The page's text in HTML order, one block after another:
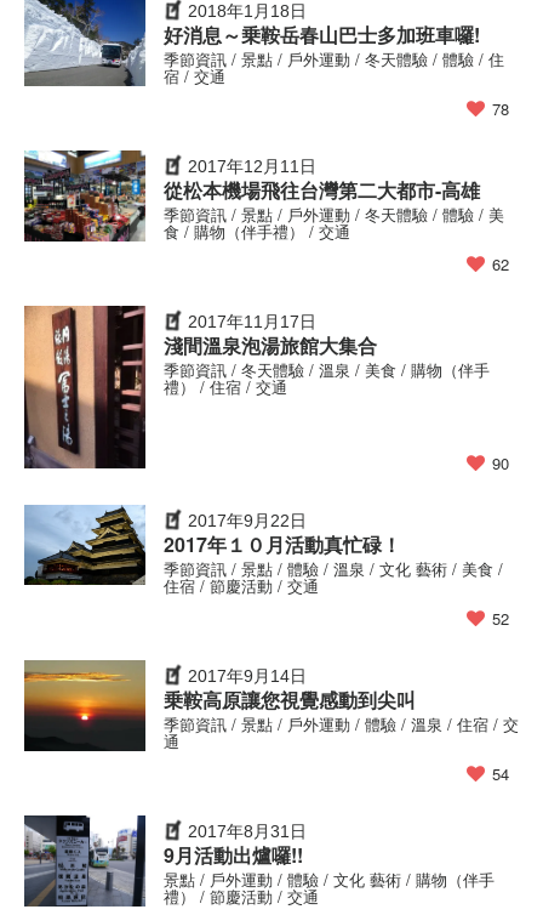
78
2018年1月18日
好消息～乗鞍岳春山巴士多加班車囉!
季節資訊 / 景點 / 戶外運動 / 冬天體驗 / 體驗 / 住
宿 / 交通
62
2017年12月11日
從松本機場飛往台灣第二大都市-高雄
季節資訊 / 景點 / 戶外運動 / 冬天體驗 / 體驗 / 美
食 / 購物（伴手禮） / 交通
90
2017年11月17日
淺間溫泉泡湯旅館大集合
季節資訊 / 冬天體驗 / 溫泉 / 美食 / 購物（伴手
禮） / 住宿 / 交通
52
2017年9月22日
2017年１０月活動真忙碌！
季節資訊 / 景點 / 體驗 / 溫泉 / 文化 藝術 / 美食 /
住宿 / 節慶活動 / 交通
54
2017年9月14日
乗鞍高原讓您視覺感動到尖叫
季節資訊 / 景點 / 戶外運動 / 體驗 / 溫泉 / 住宿 / 交
通
2017年8月31日
9月活動出爐囉!!
景點 / 戶外運動 / 體驗 / 文化 藝術 / 購物（伴手
禮） / 節慶活動 / 交通